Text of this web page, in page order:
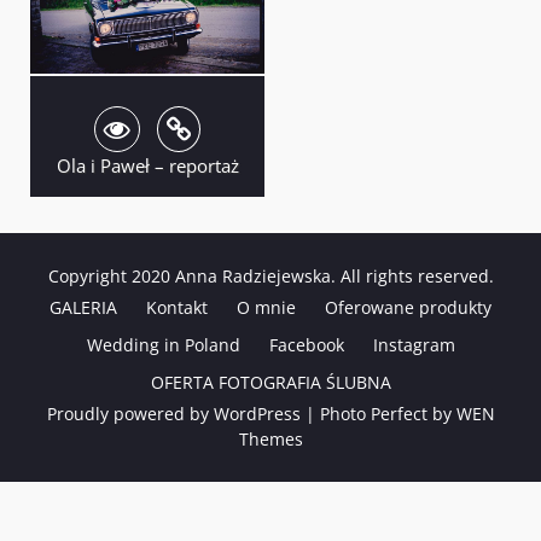
Ola i Paweł – reportaż
Copyright 2020 Anna Radziejewska. All rights reserved.
GALERIA
Kontakt O mnie
Oferowane produkty
Wedding in Poland
Facebook
Instagram
OFERTA FOTOGRAFIA ŚLUBNA
Proudly powered by WordPress | Photo Perfect by WEN
Themes